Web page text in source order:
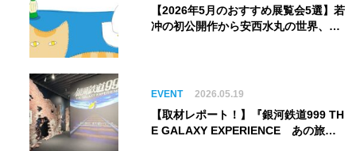
【2026年5月のおすすめ展覧会5選】若
冲の初公開作から安西水丸の世界、そ
EVENT 2026.05.19
【取材レポート！】『銀河鉄道999 TH
E GALAXY EXPERIENCE あの旅